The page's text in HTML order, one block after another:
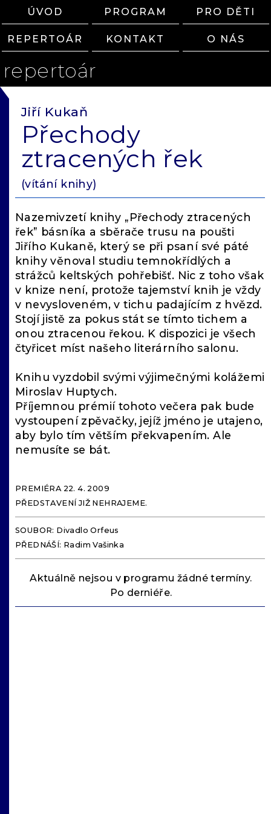
ÚVOD PROGRAM PRO DĚTI
REPERTOÁR KONTAKT O NÁS
repertoár
Jiří Kukaň
Přechody
ztracených řek
(vítání knihy)
Nazemivzetí knihy „Přechody ztracených
řek” básníka a sběrače trusu na poušti
Jiřího Kukaně, který se při psaní své páté
knihy věnoval studiu temnokřídlých a
strážců keltských pohřebišť. Nic z toho však
v knize není, protože tajemství knih je vždy
v nevysloveném, v tichu padajícím z hvězd.
Stojí jistě za pokus stát se tímto tichem a
onou ztracenou řekou. K dispozici je všech
čtyřicet míst našeho literárního salonu.
Knihu vyzdobil svými výjimečnými kolážemi
Miroslav Huptych.
Příjemnou prémií tohoto večera pak bude
vystoupení zpěvačky, jejíž jméno je utajeno,
aby bylo tím větším překvapením. Ale
nemusíte se bát.
PREMIÉRA 22. 4. 2009
PŘEDSTAVENÍ JIŽ NEHRAJEME.
SOUBOR: Divadlo Orfeus
PŘEDNÁŠÍ: Radim Vašinka
Aktuálně nejsou v programu žádné termíny.
Po derniéře.